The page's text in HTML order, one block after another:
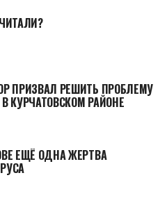
ПРИЗВАЛ РЕШИТЬ ПРОБЛЕМУ
КУРЧАТОВСКОМ РАЙОНЕ
ЕЩЁ ОДНА ЖЕРТВА